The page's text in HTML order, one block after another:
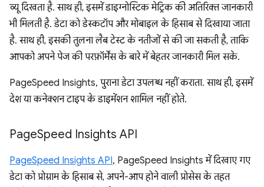
व्यू दिखता है. साथ ही, इसमें डाइग्नोस्टिक मेट्रिक की अतिरिक्त जानकारी
भी मिलती है. डेटा को डेस्कटॉप और मोबाइल के हिसाब से दिखाया जाता
है. साथ ही, इसकी तुलना लैब टेस्ट के नतीजों से की जा सकती है, ताकि
आपको अपने पेज की परफ़ॉर्मेंस के बारे में बेहतर जानकारी मिल सके.
PageSpeed Insights, पुराना डेटा उपलब्ध नहीं कराता. साथ ही, इसमें
देश या कनेक्शन टाइप के डाइमेंशन शामिल नहीं होते.
PageSpeed Insights API
PageSpeed Insights API, PageSpeed Insights में दिखाए गए
डेटा को प्रोग्राम के हिसाब से, अपने-आप होने वाली प्रोसेस के तहत